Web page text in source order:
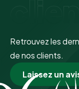
Retrouvez les
de nos clients.
Laissez un